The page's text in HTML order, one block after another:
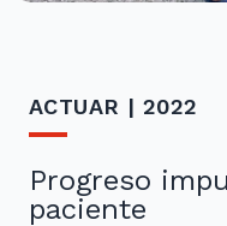
ACTUAR | 2022
Progreso
paciente